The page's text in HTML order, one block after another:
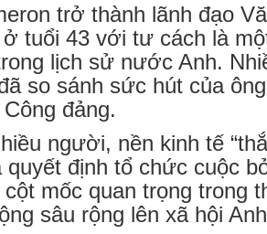
trở thành lãnh đạo
ở tuổi 43 với tư cách là
lịch sử nước Anh.
so sánh sức hút của
đảng.
người, nền kinh tế
quyết định tổ chức cuộc
mốc quan trọng trong
sâu rộng lên xã hội